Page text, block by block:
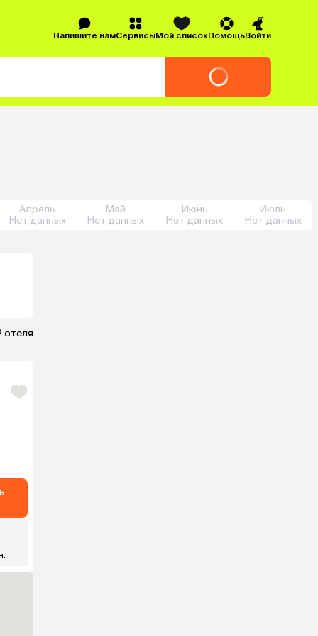
Напишите намСервисыМой списокПомощьВойти
Апрель
Нет данных
Май
Нет данных
Июнь
Нет данных
Июль
Нет данных
отеля